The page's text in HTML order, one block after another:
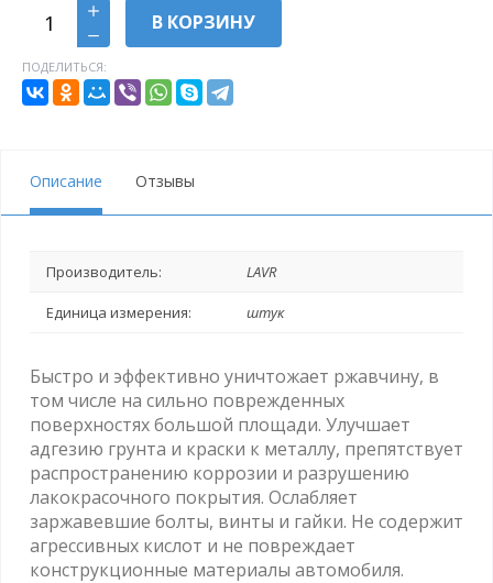
В КОРЗИНУ
ПОДЕЛИТЬСЯ:
Описание Отзывы
Производитель: LAVR
Единица измерения: штук
Быстро и эффективно уничтожает ржавчину, в
том числе на сильно поврежденных
поверхностях большой площади. Улучшает
адгезию грунта и краски к металлу, препятствует
распространению коррозии и разрушению
лакокрасочного покрытия. Ослабляет
заржавевшие болты, винты и гайки. Не содержит
агрессивных кислот и не повреждает
конструкционные материалы автомобиля.